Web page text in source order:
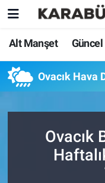
Alt Manşet Güncel
Ovacık Hava
Ovacık